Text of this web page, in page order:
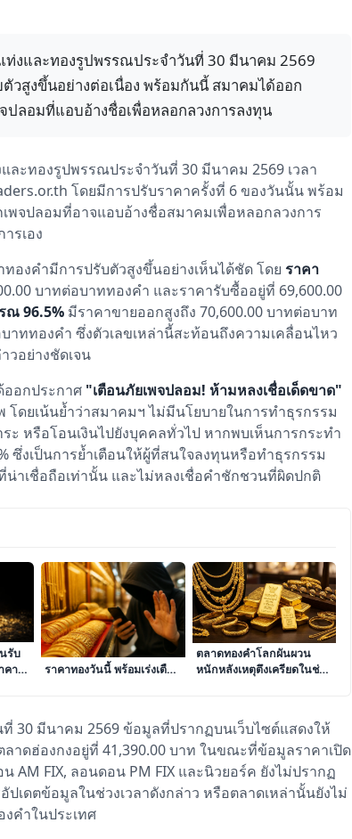
งและทองรูปพรรณประจำวันที่ 30 มีนาคม 2569
วสูงขึ้นอย่างต่อเนื่อง พร้อมกันนี้ สมาคมได้ออก
ปลอมที่แอบอ้างชื่อเพื่อหลอกลวงการลงทุน
ะทองรูปพรรณประจำวันที่ 30 มีนาคม 2569 เวลา
โดยมีการปรับราคาครั้งที่ 6 ของวันนั้น พร้อม
พจปลอมที่อาจแอบอ้างชื่อสมาคมเพื่อหลอกลวงการ
รเอง
ทองคำมีการปรับตัวสูงขึ้นอย่างเห็นได้ชัด โดย ราคา
บาทต่อบาททองคำ และราคารับซื้ออยู่ที่ 69,600.00
ณ 96.5% มีราคาขายออกสูงถึง 70,600.00 บาทต่อบาท
ททองคำ ซึ่งตัวเลขเหล่านี้สะท้อนถึงความเคลื่อนไหว
วอย่างชัดเจน
อกประกาศ "เตือนภัยเพจปลอม! ห้ามหลงเชื่อเด็ดขาด"
โดยเน้นย้ำว่าสมาคมฯ ไม่มีนโยบายในการทำธุรกรรม
หรือโอนเงินไปยังบุคคลทั่วไป หากพบเห็นการกระทำ
ซึ่งเป็นการย้ำเตือนให้ผู้ที่สนใจลงทุนหรือทำธุรกรรม
าเชื่อถือเท่านั้น และไม่หลงเชื่อคำชักชวนที่ผิดปกติ
รับ
คา
สมาคมค้าทองคำประกาศ
ราคาทองวันนี้ พร้อมเร่งเตือน
ตลาดทองคำโลกผันผวน
หนักหลังเหตุตึงเครียดในช่อง
30 มีนาคม 2569 ข้อมูลที่ปรากฏบนเว็บไซต์แสดงให้
ลาดฮ่องกงอยู่ที่ 41,390.00 บาท ในขณะที่ข้อมูลราคาเปิด
FIX, ลอนดอน PM FIX และนิวยอร์ค ยังไม่ปรากฏ
เดตข้อมูลในช่วงเวลาดังกล่าว หรือตลาดเหล่านั้นยังไม่
งคำในประเทศ